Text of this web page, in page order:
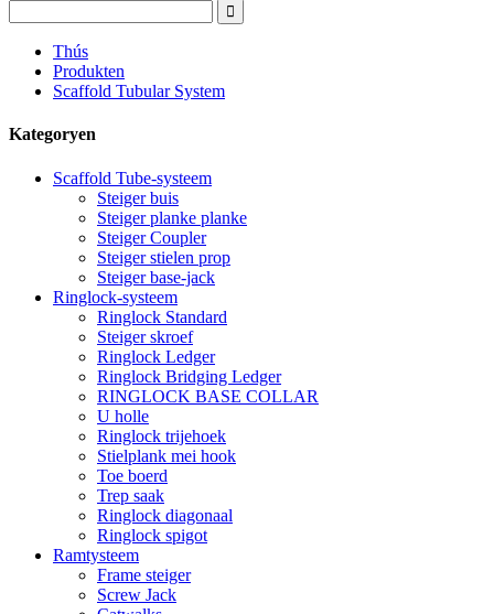
Thús
Produkten
Scaffold Tubular System
Kategoryen
Scaffold Tube-systeem
Steiger buis
Steiger planke planke
Steiger Coupler
Steiger stielen prop
Steiger base-jack
Ringlock-systeem
Ringlock Standard
Steiger skroef
Ringlock Ledger
Ringlock Bridging Ledger
RINGLOCK BASE COLLAR
U holle
Ringlock trijehoek
Stielplank mei hook
Toe boerd
Trep saak
Ringlock diagonaal
Ringlock spigot
Ramtysteem
Frame steiger
Screw Jack